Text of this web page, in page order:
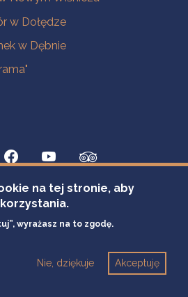
w Dołędze
w Dębnie
na tej stronie, aby
wyrażasz na to zgodę.
Akceptuję
Nie, dziękuje